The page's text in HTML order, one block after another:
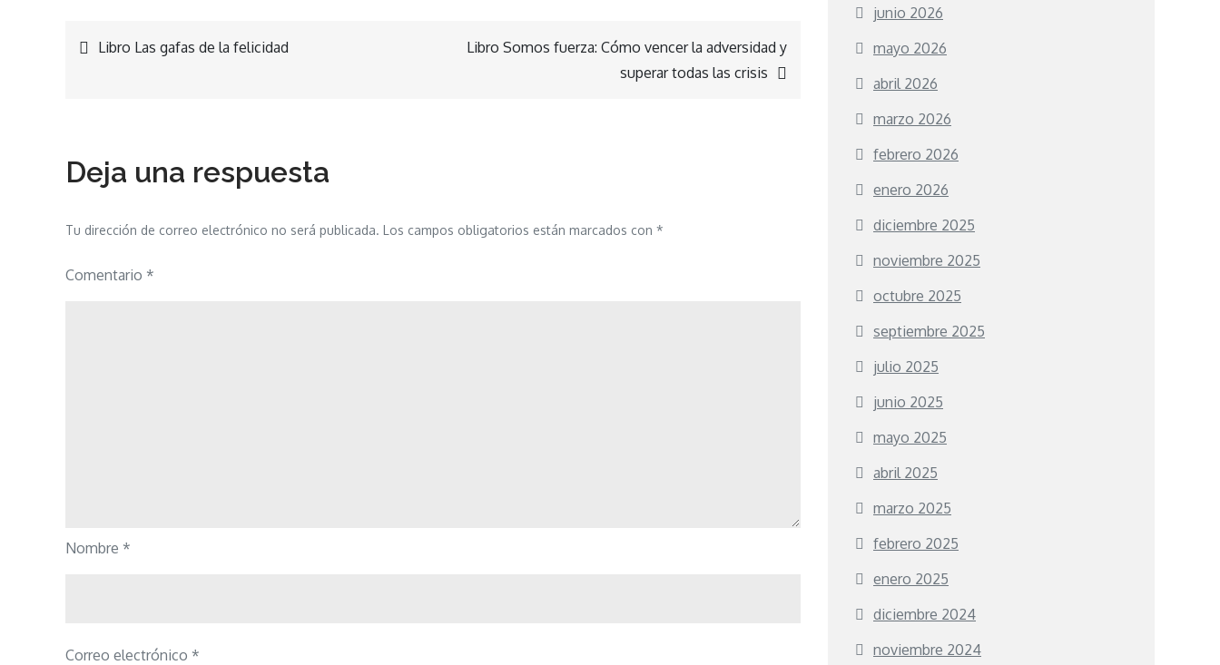
Navegación
entradas
Libro Las gafas de la felicidad
Libro Somos fuerza: Cómo vencer la adversidad y
superar todas las crisis
Deja una respuesta
Tu dirección de correo electrónico no será publicada. Los campos obligatorios están marcados con *
Comentario *
Nombre *
Correo electrónico *
junio 2026
mayo 2026
abril 2026
marzo 2026
febrero 2026
enero 2026
diciembre 2025
noviembre 2025
octubre 2025
septiembre 2025
julio 2025
junio 2025
mayo 2025
abril 2025
marzo 2025
febrero 2025
enero 2025
diciembre 2024
noviembre 2024